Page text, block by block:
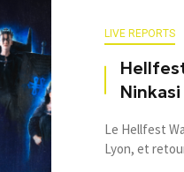
LIVE REPORTS
Le Hellfest
Lyon, et